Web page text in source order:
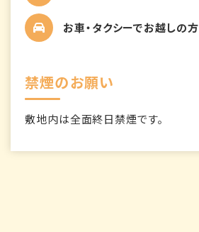
お車・タクシーでお越しの方
禁煙のお願い
敷地内は全面終日禁煙です。